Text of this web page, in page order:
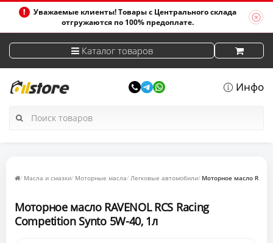
Уважаемые клиенты! Товары с Центрального склада
отгружаются по 100% предоплате.
Каталог товаров
Инфо
Масла и смазки Моторные масла Легковые автомобили Моторное масло
Моторное масло RAVENOL RCS Racing
Competition Synto 5W-40, 1л